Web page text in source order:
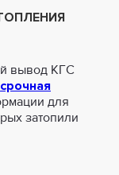
вывод КГС
срочная
для
затопили